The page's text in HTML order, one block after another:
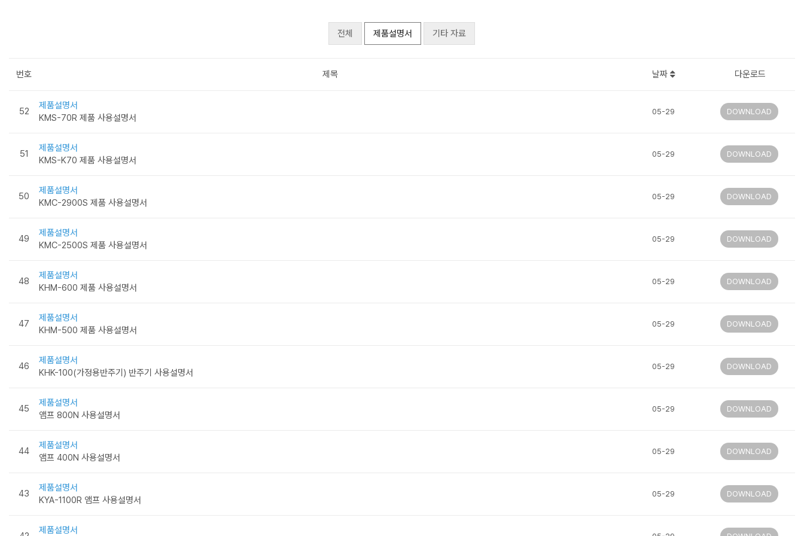
전체 제품설명서 기타 자료
번호 제목 날짜 다운로드
52
제품설명서
KMS-70R 제품 사용설명서
05-29 DOWNLOAD
51
제품설명서
KMS-K70 제품 사용설명서
05-29 DOWNLOAD
50
제품설명서
KMC-2900S 제품 사용설명서
05-29 DOWNLOAD
49
제품설명서
KMC-2500S 제품 사용설명서
05-29 DOWNLOAD
48
제품설명서
KHM-600 제품 사용설명서
05-29 DOWNLOAD
47
제품설명서
KHM-500 제품 사용설명서
05-29 DOWNLOAD
46
제품설명서
KHK-100(가정용반주기) 반주기 사용설명서
05-29 DOWNLOAD
45
제품설명서
앰프 800N 사용설명서
05-29 DOWNLOAD
44
제품설명서
앰프 400N 사용설명서
05-29 DOWNLOAD
43
제품설명서
KYA-1100R 앰프 사용설명서
05-29 DOWNLOAD
제품설명서